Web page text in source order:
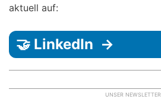
aktuell auf:
🤝 LinkedIn →
UNSER NEWSLETTER